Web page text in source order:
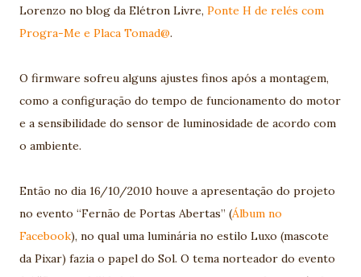
Lorenzo no blog da Elétron Livre, Ponte H de relés com
Progra-Me e Placa Tomad@.
O firmware sofreu alguns ajustes finos após a montagem,
como a configuração do tempo de funcionamento do motor
e a sensibilidade do sensor de luminosidade de acordo com
o ambiente.
Então no dia 16/10/2010 houve a apresentação do projeto
no evento “Fernão de Portas Abertas” (Álbum no
Facebook), no qual uma luminária no estilo Luxo (mascote
da Pixar) fazia o papel do Sol. O tema norteador do evento